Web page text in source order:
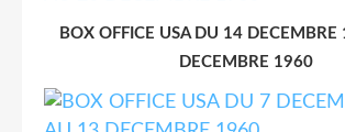
BOX OFFICE USA DU 14
DECEMBRE 1960